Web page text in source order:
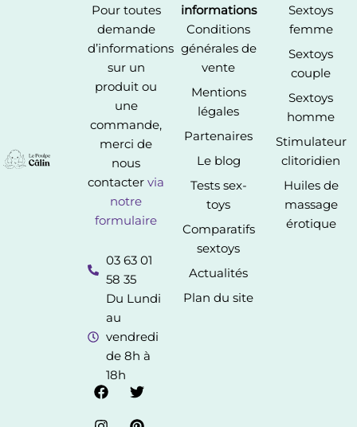
Pour toutes
demande
d’informations
sur un
produit ou
une
commande,
merci de
nous
contactervia
notre
formulaire
03 63 01
58 35
Du Lundi
au
vendredi
de 8h à
18h
F
c
T
i
I
s
P
n
informations
Conditions
générales de
vente
Mentions
légales
Partenaires
Le blog
Tests sex-
toys
Comparatifs
sextoys
Actualités
Plan du site
Sextoys
femme
Sextoys
couple
Sextoys
homme
Stimulateur
clitoridien
Huiles de
massage
érotique